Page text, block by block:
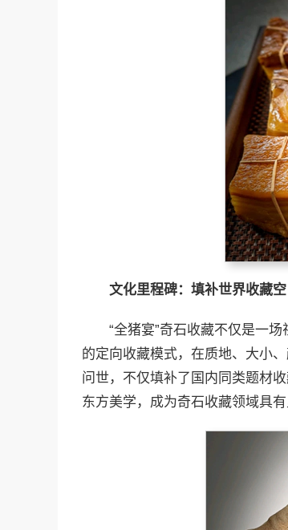
文化里程碑：填补世界收藏空
“全猪宴”奇石收藏不仅是一
的定向收藏模式，在质地、大小
问世，不仅填补了国内同类题材
东方美学，成为奇石收藏领域具